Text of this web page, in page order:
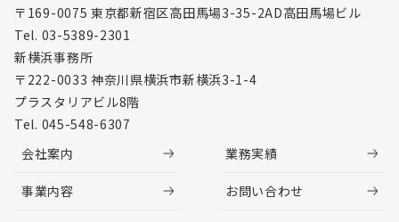
〒169-0075 東京都新宿区高田馬場3-35-2AD高田馬場ビル
Tel. 03-5389-2301
新横浜事務所
〒222-0033 神奈川県横浜市新横浜3-1-4
プラスタリアビル8階
Tel. 045-548-6307
会社案内
事業内容
業務実績
お問い合わせ